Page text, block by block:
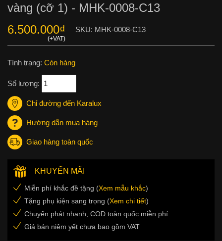
vàng (cỡ 1) - MHK-0008-C13
6.500.000₫ SKU: MHK-0008-C13
Tình trạng: Còn hàng
Số lượng:
Chỉ đường đến Karalux
Hướng dẫn mua hàng
Giao hàng toàn quốc
KHUYẾN MÃI
Miễn phí khắc đề tặng (Xem mẫu khắc)
Tặng phụ kiện sang trọng (Xem chi tiết)
Chuyển phát nhanh, COD toàn quốc miễn phí
Giá bán niêm yết chưa bao gồm VAT